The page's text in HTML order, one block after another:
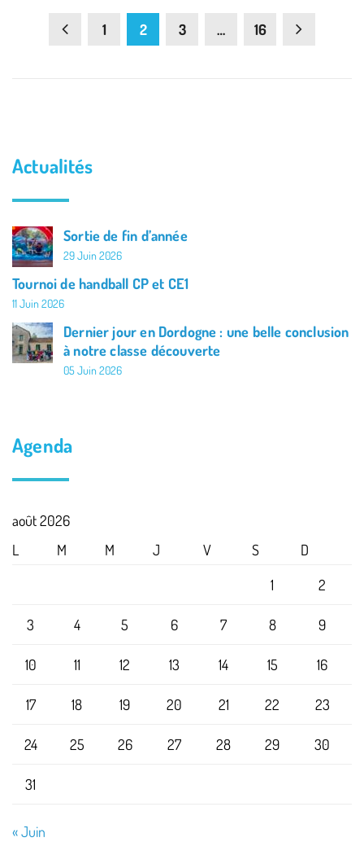
1 2 3 … 16
Actualités
Sortie de fin d’année
29 Juin 2026
Tournoi de handball CP et CE1
11 Juin 2026
Dernier jour en Dordogne : une belle conclusion
à notre classe découverte
05 Juin 2026
Agenda
août 2026
L
M M J V S
D
1
2
3 4 5 6 7 8 9
10 11 12 13 14 15 16
17 18 19 20 21 22 23
24 25 26 27 28 29 30
31
« Juin